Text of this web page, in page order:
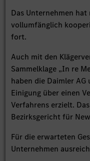
Das Unternehmen
vollumfänglich
fort.
Auch mit den
Sammelklage „In re
haben die Daimler
Einigung über einen
Verfahrens erzielt.
Bezirksgericht für
Für die erwarteten
Unternehmen